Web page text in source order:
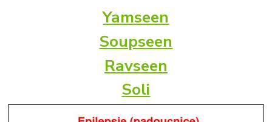
Yamseen
Soupseen
Ravseen
Soli